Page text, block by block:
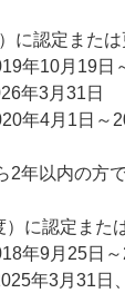
に認定また
年10月19日
年3月31日
年4月1日～
2年以内の方
）に認定また
年9月25日
年3月31日